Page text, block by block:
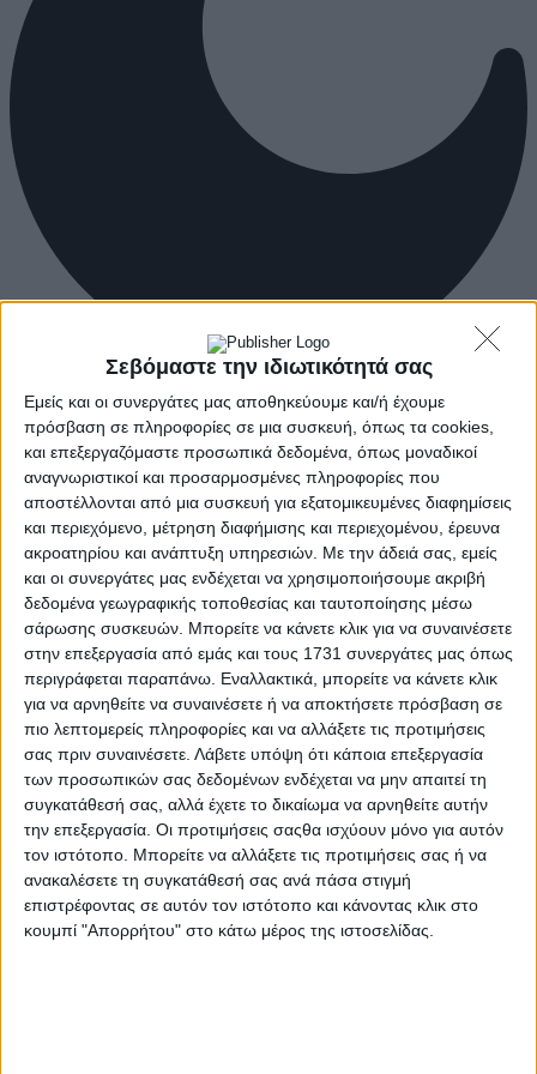
Σεβόμαστε την ιδιωτικότητά σας
Εμείς και οι συνεργάτες μας αποθηκεύουμε και/ή έχουμε
πρόσβαση σε πληροφορίες σε μια συσκευή, όπως τα cookies,
και επεξεργαζόμαστε προσωπικά δεδομένα, όπως μοναδικοί
αναγνωριστικοί και προσαρμοσμένες πληροφορίες που
αποστέλλονται από μια συσκευή για εξατομικευμένες διαφημίσεις
και περιεχόμενο, μέτρηση διαφήμισης και περιεχομένου, έρευνα
ακροατηρίου και ανάπτυξη υπηρεσιών. Με την άδειά σας, εμείς
και οι συνεργάτες μας ενδέχεται να χρησιμοποιήσουμε ακριβή
δεδομένα γεωγραφικής τοποθεσίας και ταυτοποίησης μέσω
σάρωσης συσκευών. Μπορείτε να κάνετε κλικ για να συναινέσετε
στην επεξεργασία από εμάς και τους 1731 συνεργάτες μας όπως
περιγράφεται παραπάνω. Εναλλακτικά, μπορείτε να κάνετε κλικ
για να αρνηθείτε να συναινέσετε ή να αποκτήσετε πρόσβαση σε
πιο λεπτομερείς πληροφορίες και να αλλάξετε τις προτιμήσεις
σας πριν συναινέσετε. Λάβετε υπόψη ότι κάποια επεξεργασία
των προσωπικών σας δεδομένων ενδέχεται να μην απαιτεί τη
συγκατάθεσή σας, αλλά έχετε το δικαίωμα να αρνηθείτε αυτήν
την επεξεργασία. Οι προτιμήσεις σαςθα ισχύουν μόνο για αυτόν
τον ιστότοπο. Μπορείτε να αλλάξετε τις προτιμήσεις σας ή να
ανακαλέσετε τη συγκατάθεσή σας ανά πάσα στιγμή
επιστρέφοντας σε αυτόν τον ιστότοπο και κάνοντας κλικ στο
κουμπί "Απορρήτου" στο κάτω μέρος της ιστοσελίδας.
Αρχική